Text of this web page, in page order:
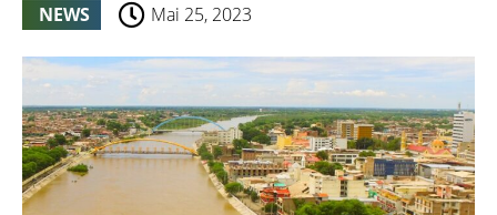
NEWS Mai 25, 2023